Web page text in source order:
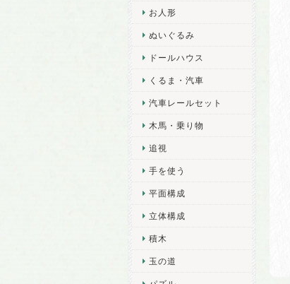
お人形
ぬいぐるみ
ドールハウス
くるま・汽車
汽車レールセット
木馬・乗り物
追視
手を使う
平面構成
立体構成
積木
玉の道